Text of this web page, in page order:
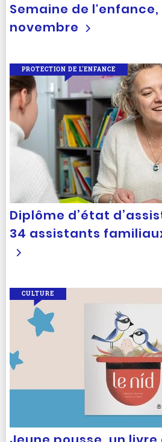
Semaine de l'enfance,
novembre
Diplôme d’état
34 assistants
PROTECTION DE L'ENFANCE
CULTURE